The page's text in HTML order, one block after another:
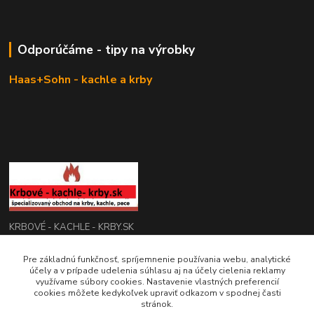
Odporúčáme - tipy na výrobky
Haas+Sohn - kachle a krby
KRBOVÉ - KACHLE - KRBY.SK
0949 476 255
08:00 - 17.00
Pre základnú funkčnosť, spríjemnenie používania webu, analytické
účely a v prípade udelenia súhlasu aj na účely cielenia reklamy
využívame súbory cookies. Nastavenie vlastných preferencií
cookies môžete kedykoľvek upraviť odkazom v spodnej časti
stránok.